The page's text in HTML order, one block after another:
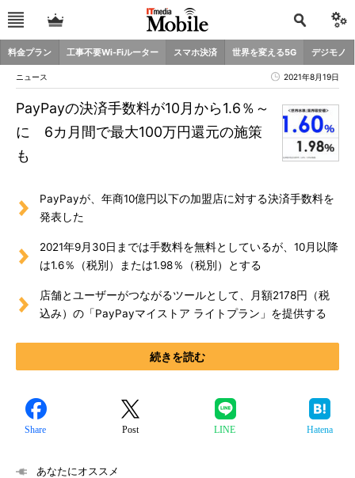
料金プラン 工事不要Wi-Fiルーター スマホ決済 世界を変える5G デジモノ
ニュース 2021年8月19日
PayPayの決済手数料が10月から1.6％～
に 6カ月間で最大100万円還元の施策
も
PayPayが、年商10億円以下の加盟店に対する決済手数料を
発表した
2021年9月30日までは手数料を無料としているが、10月以降
は1.6％（税別）または1.98％（税別）とする
店舗とユーザーがつながるツールとして、月額2178円（税
込み）の「PayPayマイストア ライトプラン」を提供する
続きを読む
Share Post LINE Hatena
あなたにオススメ